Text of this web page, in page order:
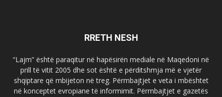
RRETH NESH
“Lajm” është paraqitur në hapësirën mediale në Maqedoni në
prill të vitit 2005 dhe sot është e përditshmja më e vjetër
shqiptare që mbijeton në treg. Përmbajtjet e veta i mbështet
në konceptet evropiane të informimit. Përmbajtjet e gazetës